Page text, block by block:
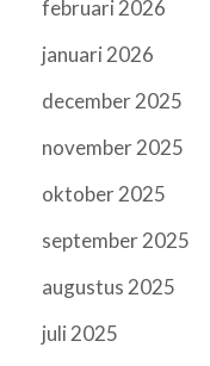
februari 2026
januari 2026
december 2025
november 2025
oktober 2025
september 2025
augustus 2025
juli 2025